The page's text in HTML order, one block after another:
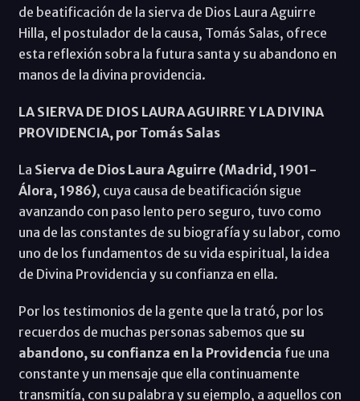
de beatificación de la sierva de Dios Laura Aguirre
Hilla, el postulador de la causa, Tomás Salas, ofrece
esta reflexión sobra la futura santa y su abandono en
manos de la divina providencia.
LA SIERVA DE DIOS LAURA AGUIRRE Y LA DIVINA
PROVIDENCIA, por Tomás Salas
La Sierva de Dios Laura Aguirre (Madrid, 1901-
Álora, 1986), cuya causa de beatificación sigue
avanzando con paso lento pero seguro, tuvo como
una de las constantes de su biografía y su labor, como
uno de los fundamentos de su vida espiritual, la idea
de Divina Providencia y su confianza en ella.
Por los testimonios de la gente que la trató, por los
recuerdos de muchas personas sabemos que su
abandono, su confianza en la Providencia fue una
constante y un mensaje que ella continuamente
transmitía, con su palabra y su ejemplo, a aquellos con